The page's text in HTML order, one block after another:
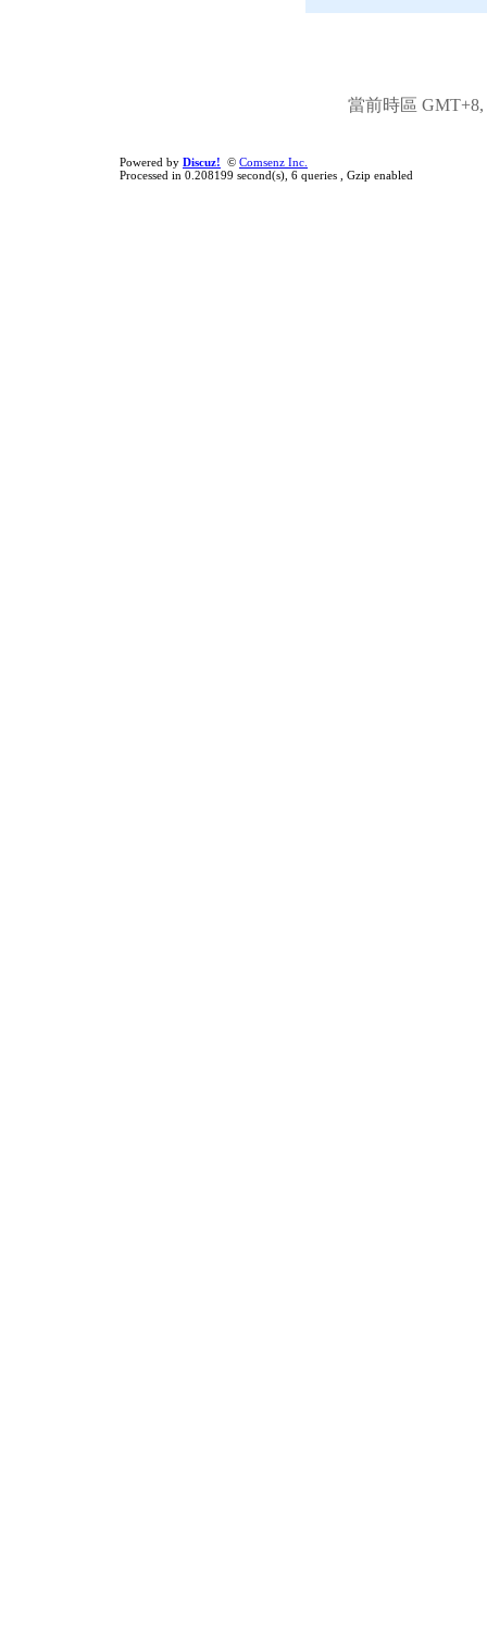
當前時區 GMT+8,
Powered by Discuz! © Comsenz Inc.
Processed in 0.208199 second(s), 6 queries , Gzip enabled